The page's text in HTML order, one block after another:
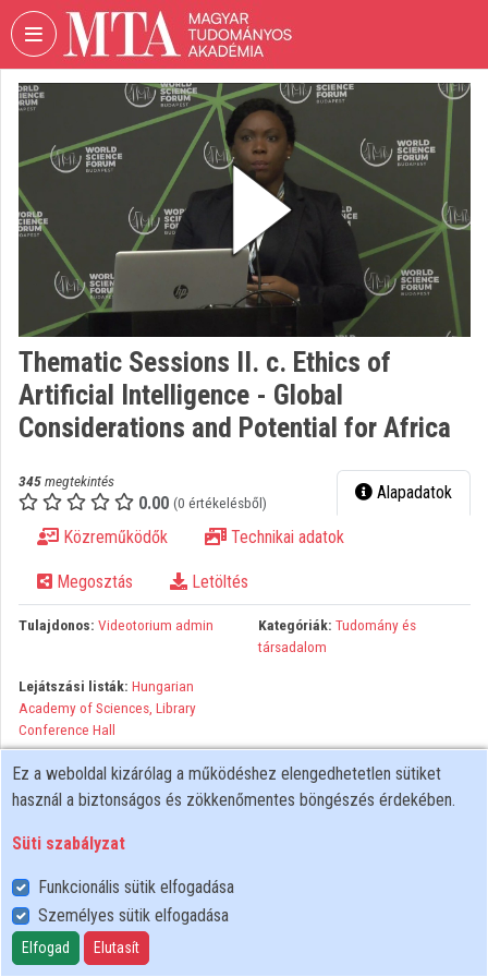
Fejléc kihagyása Menü kihagyása Tartalom kihagyása
TORIUM
MAGYAR
AKADÉMIA
Intézményi kezdőlap
Bejelentkezés
Kategóriák
Intézményi listák
Intézmények
Közreműködők
Thematic Sessions II. c. Ethics of
Artificial Intelligence - Global
Considerations and Potential for Africa
345megtekintés
0.00 (0 értékelésből) Alapadatok
Közreműködők Technikai adatok
Megosztás Letöltés
Tulajdonos: Videotorium admin Kategóriák: Tudomány és
társadalom
Lejátszási listák: Hungarian
Academy of Sciences, Library
Conference Hall
Organised by: UNESCO Venue: Hungarian Academy of Sciences,
Library Conference Hall Abstract: Session description Innovation
combining computer science, mathematics and cognitive science,
has started changing our economies and ways of life. In terms of
ethics, rights and freedom, AI raises a number of issues, such as
the principle of transparency, the collection, management and use
of data, the design principles of AI technologies, the
Ez a weboldal kizárólag a működéshez elengedhetetlen sütiket
használ a biztonságos és zökkenőmentes böngészés érdekében.
Süti szabályzat
Funkcionális sütik elfogadása
Személyes sütik elfogadása
Elfogad Elutasít